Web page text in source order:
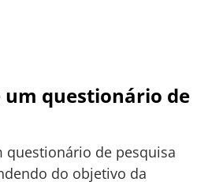
um questionário de
questionário de pesquisa
do objetivo da